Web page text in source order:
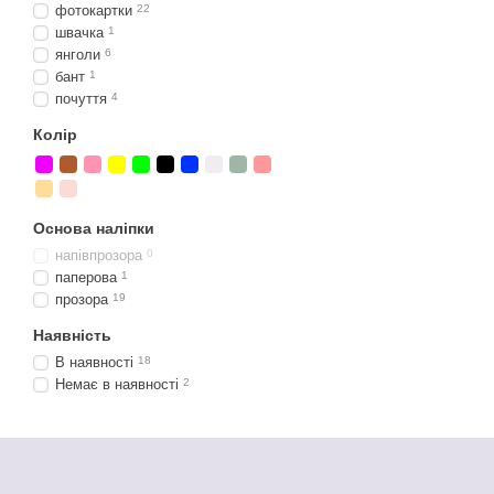
фотокартки 22
швачка 1
янголи 6
бант 1
почуття 4
Колір
Основа наліпки
напівпрозора 0
паперова 1
прозора 19
Наявність
В наявності 18
Немає в наявності 2